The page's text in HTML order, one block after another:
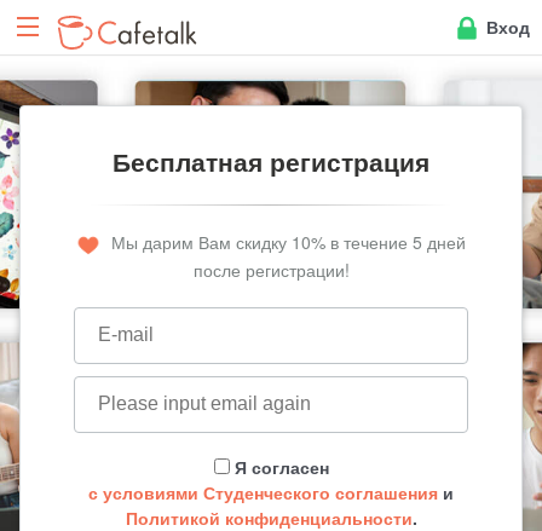
Вход
Бесплатная регистрация
Мы дарим Вам скидку 10% в течение 5 дней
после регистрации!
Я согласен
с условиями Студенческого соглашения и
Политикой конфиденциальности.